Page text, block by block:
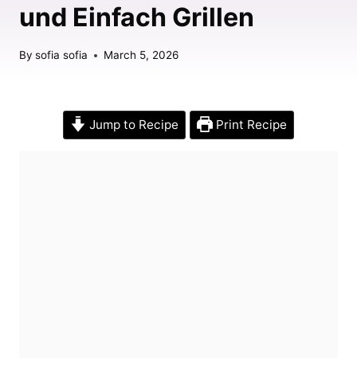
und Einfach Grillen
By sofia sofia March 5, 2026
Jump to Recipe Print Recipe